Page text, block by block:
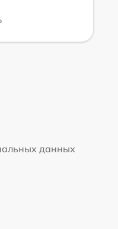
данных